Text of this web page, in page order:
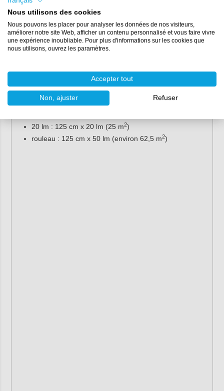
Poids :800 g/m
Tissage :
taffetas/mat
A traiter avec :résine polyesteret vinylester
Consommation de résine :voir tableau ci-dessus
Épaisseur :voir tableau ci-dessus
Emballage :sur rouleau
1 lm : 125 cm x 1 lm (1,25 m
20 lm : 125 cm x 20 lm (25 m2)
rouleau : 125 cm x 50 lm (environ 62,5 m2)
Nous utilisons des cookies
Nous pouvons les placer pour analyser les données de nos visiteurs,
améliorer notre site Web, afficher un contenu personnalisé et vous faire vivre
une expérience inoubliable. Pour plus d'informations sur les cookies que
nous utilisons, ouvrez les paramètres.
Accepter tout
Non, ajuster Refuser